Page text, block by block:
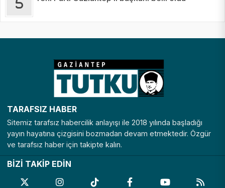
TARAFSIZ HABER
Sitemiz tarafsız habercilik anlayışı ile 2018 yılında başladığı
yayın hayatına çizgisini bozmadan devam etmektedir. Özgür
ve tarafsız haber için takipte kalın.
BİZİ TAKİP EDİN